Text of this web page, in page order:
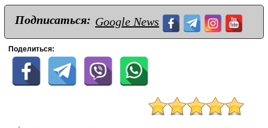
Подписаться: Google News
Поделиться: